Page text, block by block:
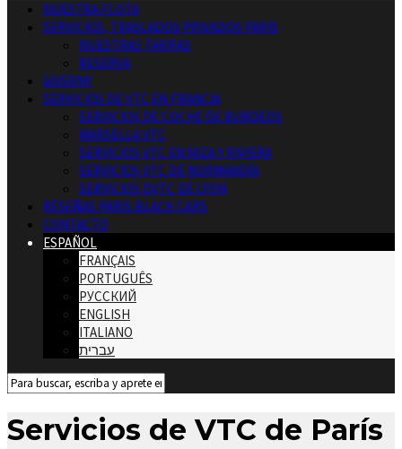
NUESTRA FLOTA
SERVICIOS, TRASLADOS PRIVADOS PARIS
NUESTRAS TARIFAS
RESERVA
GIVERNY
SERVICIOS DE VTC EN FRANCIA
SERVICIOS DE COCHE DE BURDEOS
MARSELLA VTC
SERVICIOS VTC EN NIZA Y RIVIERA
SERVICIOS VTC DE NORMANDÍA
SERVICIOS DVTC DE LYON
RESEÑAS PARIS BLACK CARS
CONTACTO
ESPAÑOL
FRANÇAIS
PORTUGUÊS
РУССКИЙ
ENGLISH
ITALIANO
עברית
Servicios de VTC de París